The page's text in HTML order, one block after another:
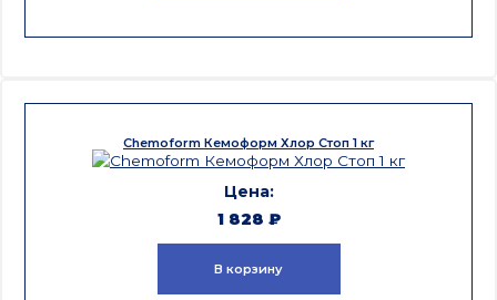
Chemoform Кемоформ Хлор Стоп 1 кг
1 828 ₽
В корзину